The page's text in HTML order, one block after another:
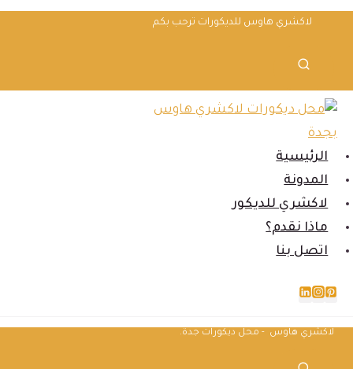
التجاوز
المحتوى
لاكشري هاوس للديكورات ترحب بكم
الرئيسية
المدونة
لاكشري للديكور
ماذا نقدم؟
اتصل بنا
لاكشري هاوس - محل ديكورات جدة.